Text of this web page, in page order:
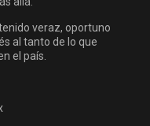
veraz, oportuno
al tanto de lo que
el país.